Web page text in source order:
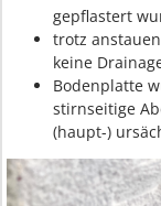
gepflastert
trotz
keine
Bodenplatte
stirnseitige
(haupt-)